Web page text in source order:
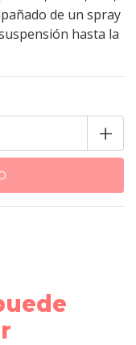
de un spray
hasta la
+